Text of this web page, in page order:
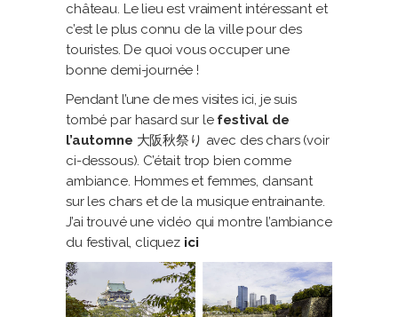
château. Le lieu est vraiment intéressant et
c’est le plus connu de la ville pour des
touristes. De quoi vous occuper une
bonne demi-journée !
Pendant l’une de mes visites ici, je suis
tombé par hasard sur le festival de
l’automne 大阪秋祭り avec des chars (voir
ci-dessous). C’était trop bien comme
ambiance. Hommes et femmes, dansant
sur les chars et de la musique entrainante.
J’ai trouvé une vidéo qui montre l’ambiance
du festival, cliquez ici